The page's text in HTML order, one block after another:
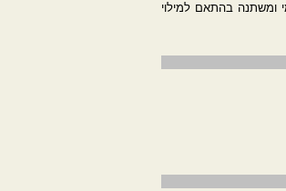
ומשתנה בהתאם למילוי